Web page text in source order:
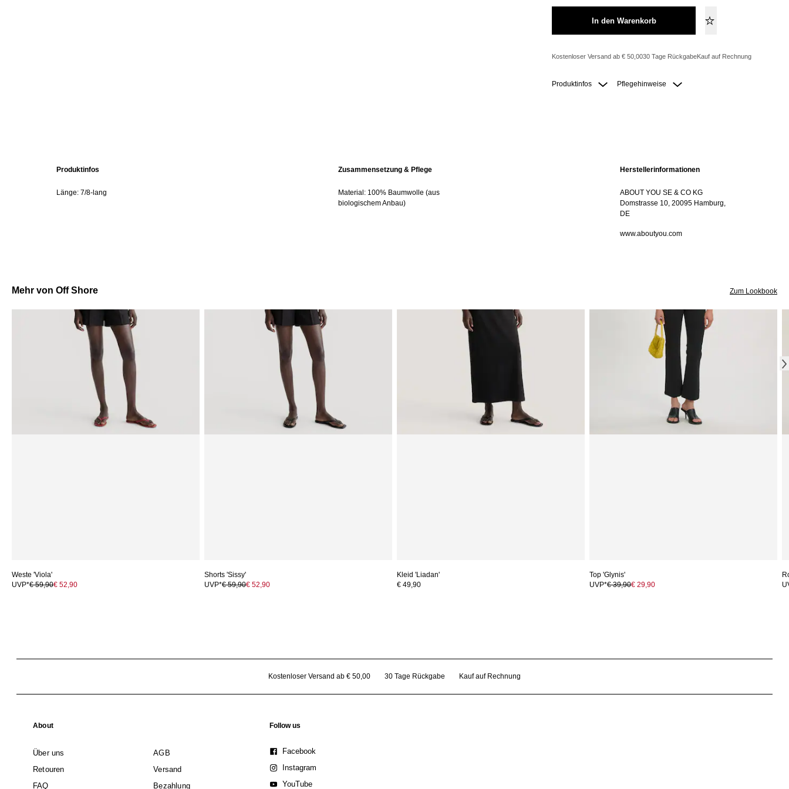
In den Warenkorb
Kostenloser Versand ab € 50,0030 Tage RückgabeKauf auf Rechnung
Produktinfos Pflegehinweise
Produktinfos
Länge: 7/8-lang
Zusammensetzung & Pflege
Material: 100% Baumwolle (aus
biologischem Anbau)
Herstellerinformationen
ABOUT YOU SE & CO KG
Domstrasse 10, 20095 Hamburg,
DE
www.aboutyou.com
Mehr von Off Shore Zum Lookbook
Weste 'Viola'
UVP*€ 59,90€ 52,90
Shorts 'Sissy'
UVP*€ 59,90€ 52,90
Kleid 'Liadan'
€ 49,90
Top 'Glynis'
UVP*€ 39,90€ 29,90
Kostenloser Versand ab € 50,00 30 Tage Rückgabe Kauf auf Rechnung
About
Über uns
AGB
Retouren
Versand
FAQ
Bezahlung
Follow us
Facebook
Instagram
YouTube